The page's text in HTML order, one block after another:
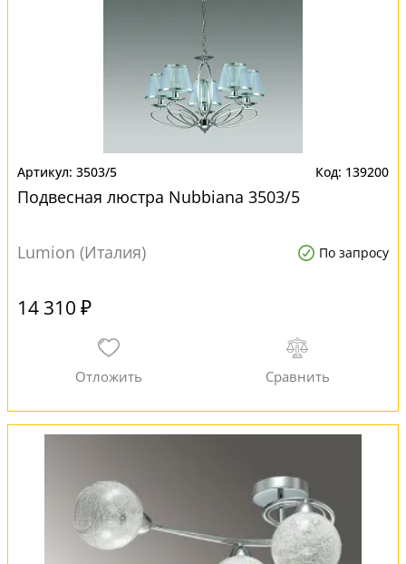
3503/5 139200
Подвесная люстра Nubbiana 3503/5
Lumion (Италия) По запросу
14 310 ₽